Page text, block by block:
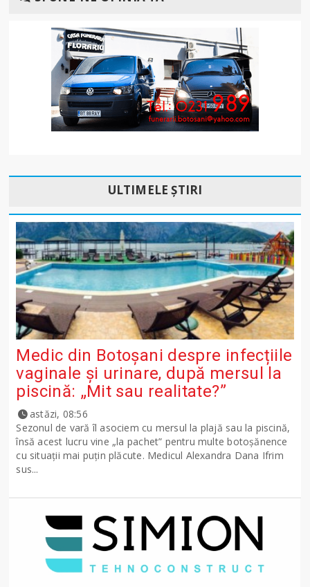
ULTIMELE ȘTIRI
Medic din Botoșani despre infecțiile
vaginale și urinare, după mersul la
piscină: „Mit sau realitate?”
astăzi, 08:56
Sezonul de vară îl asociem cu mersul la plajă sau la piscină,
însă acest lucru vine „la pachet” pentru multe botoșănence
cu situații mai puțin plăcute. Medicul Alexandra Dana Ifrim
sus...